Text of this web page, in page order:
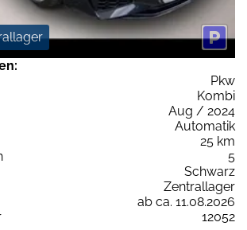
Pkw
Kombi
Aug / 2024
Automatik
25 km
5
Schwarz
Zentrallager
ab ca. 11.08.2026
12052